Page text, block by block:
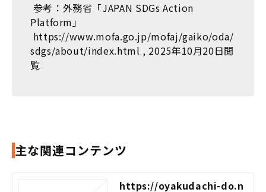
参考：外務省「JAPAN SDGs Action
Platform」
https://www.mofa.go.jp/mofaj/gaiko/oda/
sdgs/about/index.html , 2025年10月20日閲
覧
主な関連コンテンツ
https://oyakudachi-do.n